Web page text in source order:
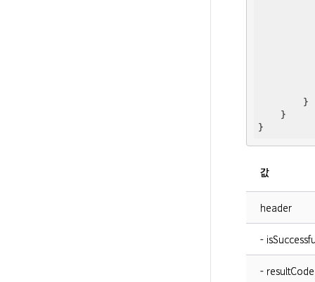
        }
    }
값
header
-
- resultCode